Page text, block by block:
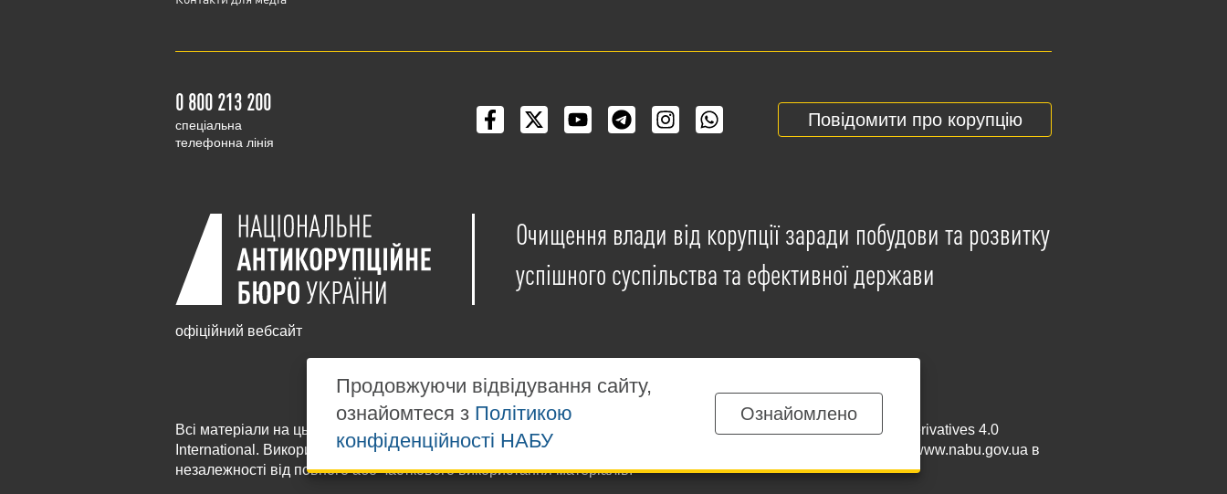
0 800 213 200
cпеціальна
телефонна лінія
Повідомити про корупцію
офіційний вебсайт
Очищення влади від корупції заради побудови та розвитку
успішного суспільства та ефективної держави
Всі матеріали на цьому сайті розміщені на умовах ліцензії
Creative Commons Attribution-NonCommercial-NoDerivatives 4.0
International . Використання будь-яких матеріалів, розміщених на сайті, дозволяється за умови посилання на www.nabu.gov.ua в
незалежності від повного або часткового використання матеріалів.
Продовжуючи відвідування сайту,
ознайомтеся з Політикою
конфіденційності НАБУ
Ознайомлено